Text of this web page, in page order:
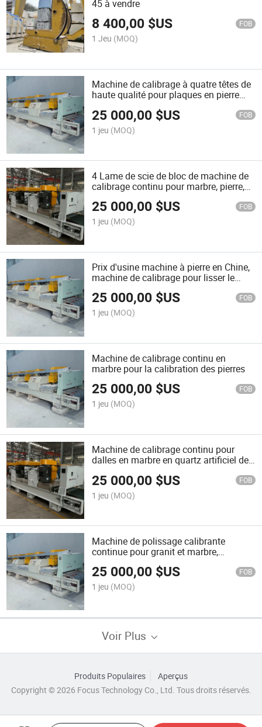
45 à vendre
8 400,00 $US FOB
1 Jeu (MOQ)
Machine de calibrage à quatre têtes de
haute qualité pour plaques en pierre
25 000,00 $US FOB
1 jeu (MOQ)
4 Lame de scie de bloc de machine de
calibrage continu pour marbre, pierre,
25 000,00 $US FOB
1 jeu (MOQ)
Prix d'usine machine à pierre en Chine,
machine de calibrage pour lisser le
marbre et le granit
25 000,00 $US FOB
1 jeu (MOQ)
Machine de calibrage continu en
marbre pour la calibration des pierres
25 000,00 $US FOB
1 jeu (MOQ)
Machine de calibrage continu pour
dalles en marbre en quartz artificiel de
25 000,00 $US FOB
1 jeu (MOQ)
Machine de polissage calibrante
continue pour granit et marbre,
machine de calibrage pour granit
25 000,00 $US FOB
1 jeu (MOQ)
Voir Plus
Produits Populaires
Aperçus
Copyright © 2026 Focus Technology Co., Ltd. Tous droits réservés.